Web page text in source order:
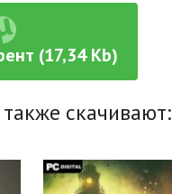
(17,34 Kb)
скачивают: